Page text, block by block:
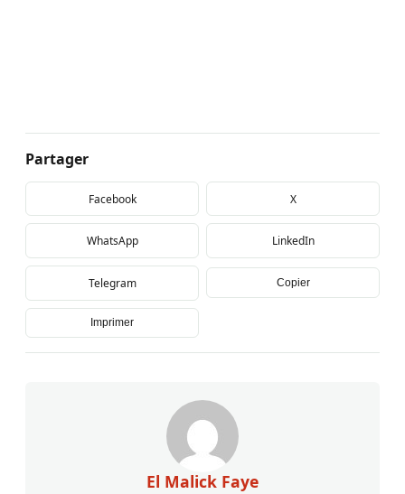
Partager
Facebook X
WhatsApp LinkedIn
Telegram Copier
Imprimer
El Malick Faye